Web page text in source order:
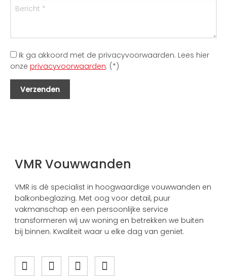
Ik ga akkoord met de privacyvoorwaarden. Lees hier
onze privacyvoorwaarden. (*)
VMR Vouwwanden
VMR is dé specialist in hoogwaardige vouwwanden en
balkonbeglazing. Met oog voor detail, puur
vakmanschap en een persoonlijke service
transformeren wij uw woning en betrekken we buiten
bij binnen. Kwaliteit waar u elke dag van geniet.